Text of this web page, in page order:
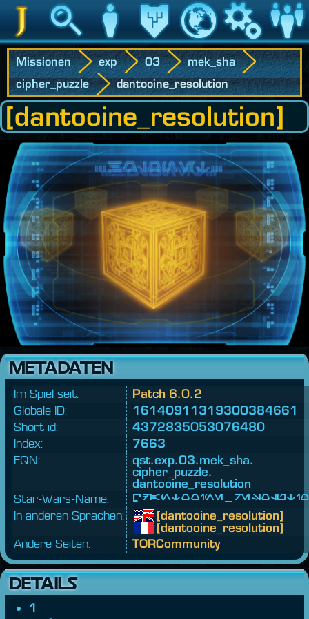
Jedipedia Suche Charakter Vermächtnis Welt Spiel
Missionen exp 03
mek_sha
cipher_puzzle
dantooine_resolution
[dantooine_resolution]
METADATEN
Im Spiel seit:
Patch 6.0.2
Globale ID:
16140911319300384661
Short id:
4372835053076480
Index:
7663
FQN:
qst.exp.03.mek_sha.
cipher_puzzle.
dantooine_resolution
Star-Wars-Name:
In anderen Sprachen:
[dantooine_resolution]
[dantooine_resolution]
Andere Seiten:
TORCommunity
DETAILS
1